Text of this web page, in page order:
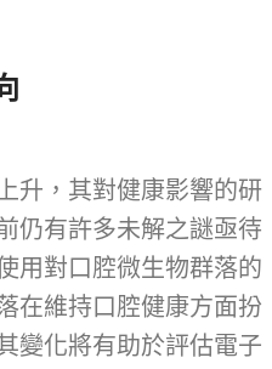
升，其對健康影響的研
仍有許多未解之謎亟待
用對口腔微生物群落的
在維持口腔健康方面扮
變化將有助於評估電子